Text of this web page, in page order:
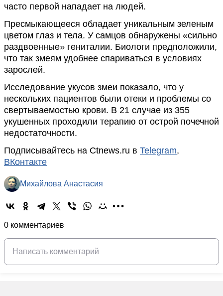
часто первой нападает на людей.
Пресмыкающееся обладает уникальным зеленым
цветом глаз и тела. У самцов обнаружены «сильно
раздвоенные» гениталии. Биологи предположили,
что так змеям удобнее спариваться в условиях
зарослей.
Исследование укусов змеи показало, что у
нескольких пациентов были отеки и проблемы со
свертываемостью крови. В 21 случае из 355
укушенных проходили терапию от острой почечной
недостаточности.
Подписывайтесь на Ctnews.ru в Telegram,
ВКонтакте
Михайлова Анастасия
0 комментариев